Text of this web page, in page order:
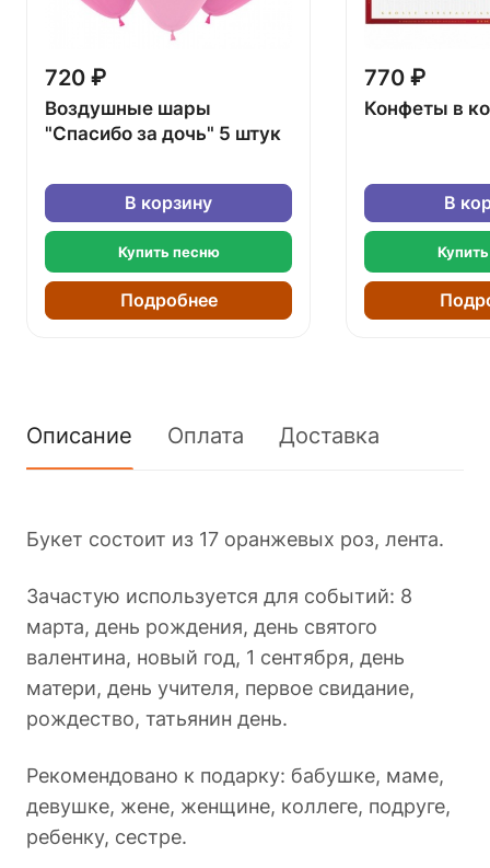
720 ₽
Воздушные шары
"Спасибо за дочь" 5 штук
В корзину
Купить песню
Подробнее
770 ₽
Конфеты в
В
Описание Оплата Доставка
Букет состоит из 17 оранжевых роз, лента.
Зачастую используется для событий: 8
марта, день рождения, день святого
валентина, новый год, 1 сентября, день
матери, день учителя, первое свидание,
рождество, татьянин день.
Рекомендовано к подарку: бабушке, маме,
девушке, жене, женщине, коллеге, подруге,
ребенку, сестре.